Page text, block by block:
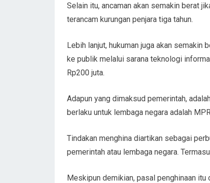
Selain itu, ancaman akan semakin berat
terancam kurungan penjara tiga tahun.
Lebih lanjut, hukuman juga akan semakin
ke publik melalui sarana teknologi
Rp200 juta.
Adapun yang dimaksud pemerintah,
berlaku untuk lembaga negara adalah
Tindakan menghina diartikan sebagai
pemerintah atau lembaga negara.
Meskipun demikian, pasal penghinaan